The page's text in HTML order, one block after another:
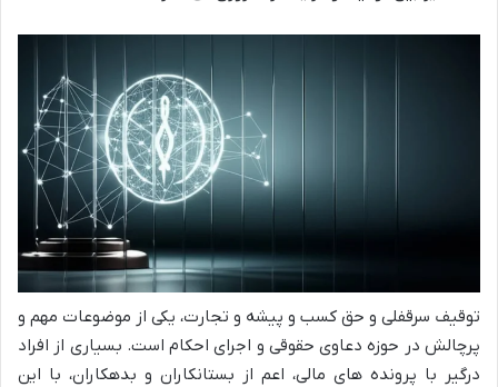
توقیف سرقفلی و حق کسب و پیشه و تجارت، یکی از موضوعات مهم و
پرچالش در حوزه دعاوی حقوقی و اجرای احکام است. بسیاری از افراد
درگیر با پرونده های مالی، اعم از بستانکاران و بدهکاران، با این